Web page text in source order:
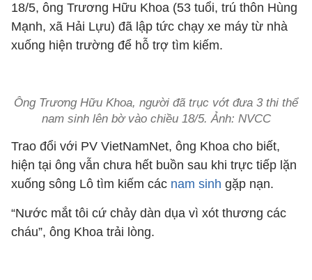
18/5, ông Trương Hữu Khoa (53 tuổi, trú thôn Hùng
Mạnh, xã Hải Lựu) đã lập tức chạy xe máy từ nhà
xuống hiện trường để hỗ trợ tìm kiếm.
Ông Trương Hữu Khoa, người đã trục vớt đưa 3 thi thể
nam sinh lên bờ vào chiều 18/5. Ảnh: NVCC
Trao đổi với PV VietNamNet, ông Khoa cho biết,
hiện tại ông vẫn chưa hết buồn sau khi trực tiếp lặn
xuống sông Lô tìm kiếm các nam sinh gặp nạn.
“Nước mắt tôi cứ chảy dàn dụa vì xót thương các
cháu”, ông Khoa trải lòng.